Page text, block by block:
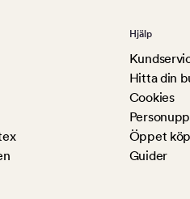
Hjälp
Hitta din
Cookies
Öppet
Guider